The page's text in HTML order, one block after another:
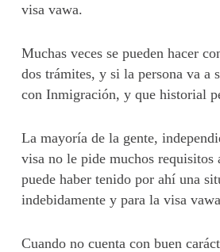
visa vawa.
Muchas veces se pueden hacer
dos trámites, y si la persona va a
con Inmigración, y que historial
La mayoría de la gente,
visa no le pide muchos requisitos
puede haber tenido por ahí una
indebidamente y para la visa
Cuando no cuenta con buen